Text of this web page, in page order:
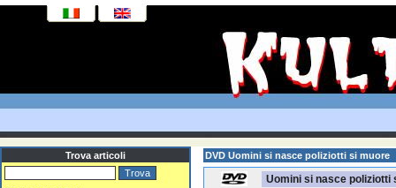
Trova articoli DVD Uomini si nasce poliziotti si muore
Uomini si nasce poliziotti